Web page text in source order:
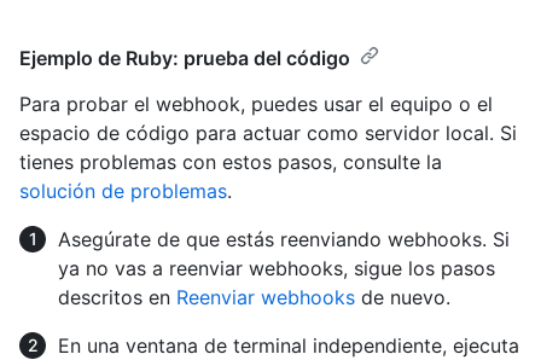
Ejemplo de Ruby: prueba del código
Para probar el webhook, puedes usar el equipo o el
espacio de código para actuar como servidor local. Si
tienes problemas con estos pasos, consulte la
solución de problemas.
Asegúrate de que estás reenviando webhooks. Si
ya no vas a reenviar webhooks, sigue los pasos
descritos en Reenviar webhooks de nuevo.
En una ventana de terminal independiente, ejecuta